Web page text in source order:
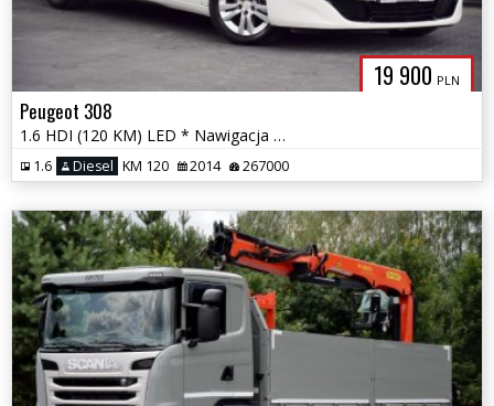
19 900 PLN
Peugeot 308
1.6 HDI (120 KM) LED * Nawigacja * Gwarancja *
1.6 Diesel KM 120 2014 267000